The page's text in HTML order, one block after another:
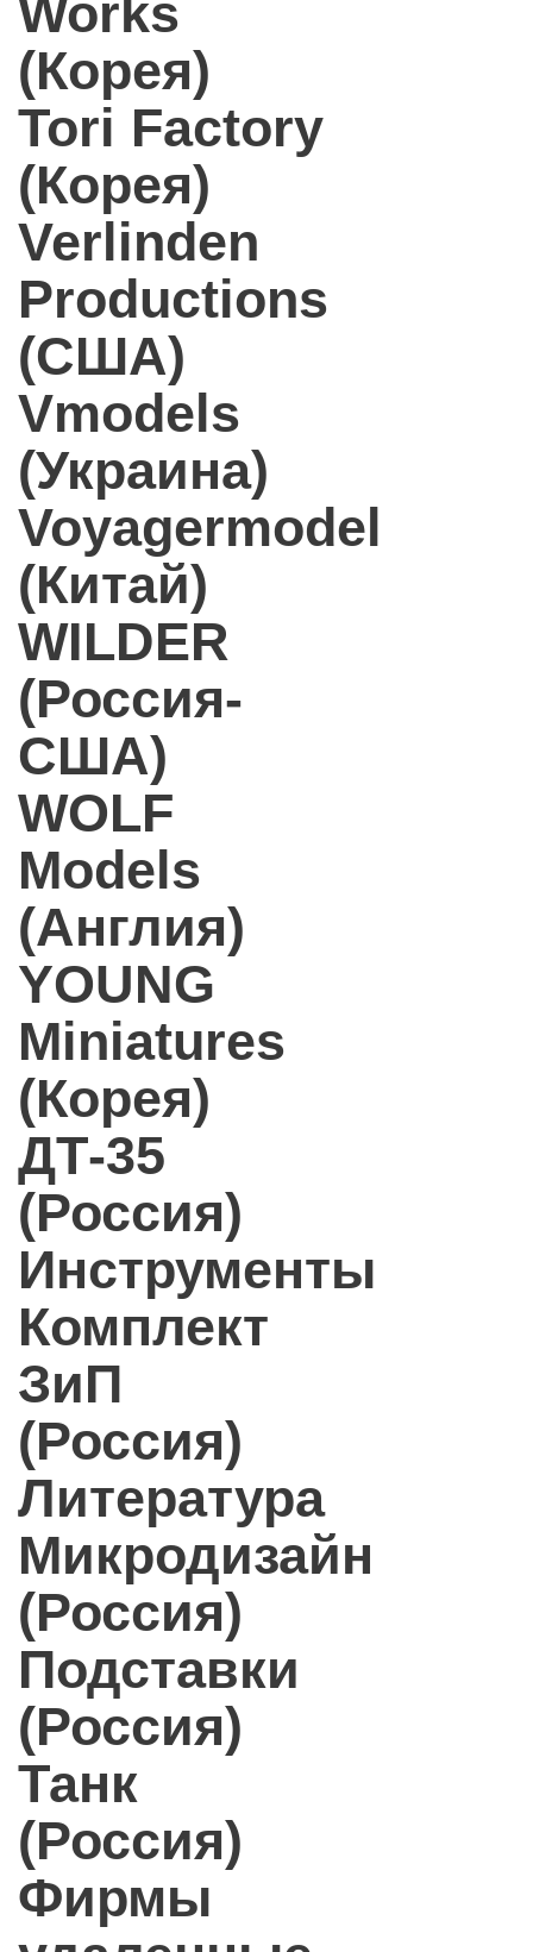
Works
(Корея)
Tori Factory
(Корея)
Verlinden
Productions
(США)
Vmodels
(Украина)
Voyagermodel
(Китай)
WILDER
(Россия-
США)
WOLF
Models
(Англия)
YOUNG
Miniatures
(Корея)
ДТ-35
(Россия)
Инструменты
Комплект
ЗиП
(Россия)
Литература
Микродизайн
(Россия)
Подставки
(Россия)
Танк
(Россия)
Фирмы